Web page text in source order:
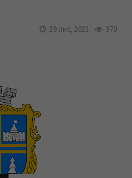
370
29 лис, 2023